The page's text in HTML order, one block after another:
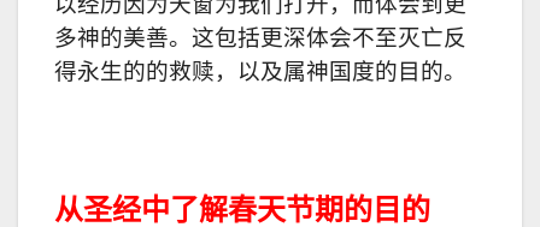
多神的美善。这包括更深体会不至灭亡反
得永生的的救赎，以及属神国度的目的。
从圣经中了解春天节期的目的